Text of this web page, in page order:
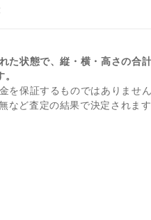
た状態で、縦・横・高さの合
を保証するものではありませ
など査定の結果で決定されま